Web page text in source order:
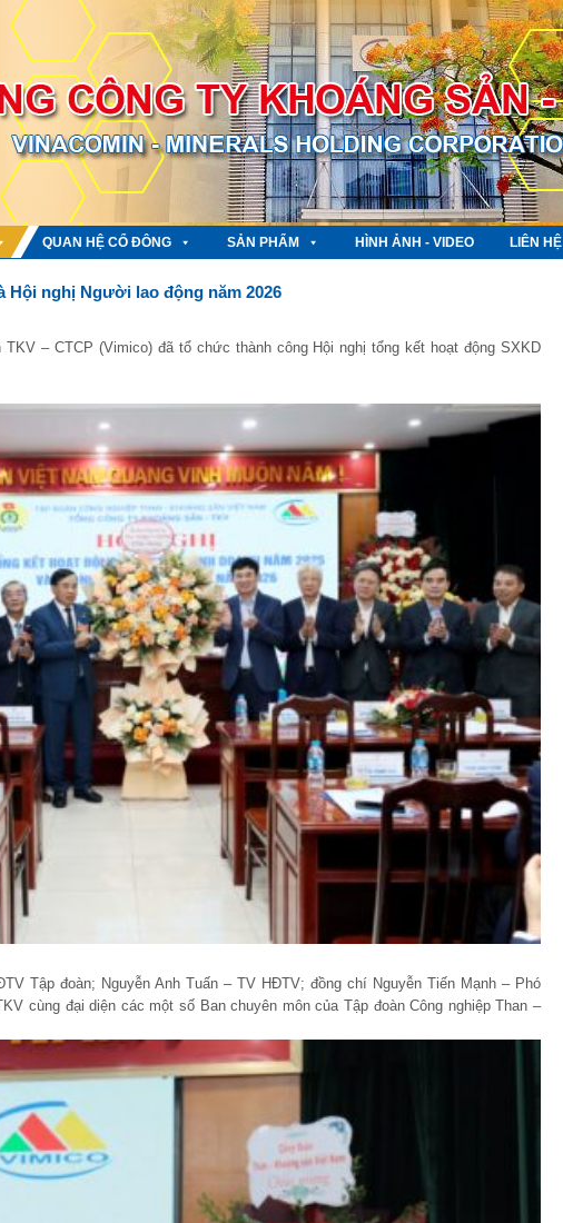
QUAN HỆ CỔ ĐÔNG SẢN PHẨM HÌNH ẢNH - VIDEO LIÊN HỆ
Hội nghị Người lao động năm 2026
– CTCP (Vimico) đã tổ chức thành công Hội nghị tổng kết hoạt động SXKD
Tập đoàn; Nguyễn Anh Tuấn – TV HĐTV; đồng chí Nguyễn Tiến Mạnh – Phó
cùng đại diện các một số Ban chuyên môn của Tập đoàn Công nghiệp Than –